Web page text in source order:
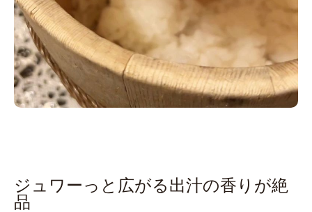
ジュワーっと広がる出汁の香りが絶
品